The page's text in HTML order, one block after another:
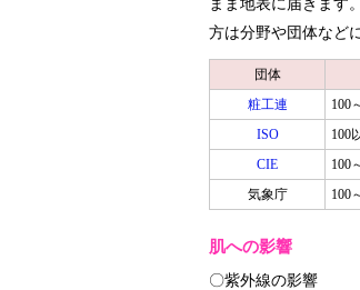
まま地表に届きます
方は分野や団体など
団体
粧工連
100
ISO
100
CIE
100
気象庁
100
肌への影響
〇紫外線の影響